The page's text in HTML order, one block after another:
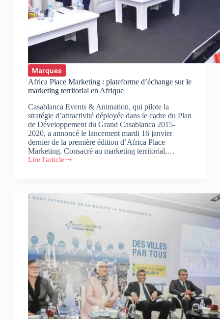
Marques
Africa Place Marketing : plateforme d’échange sur le
marketing territorial en Afrique
Casablanca Events & Animation, qui pilote la
stratégie d’attractivité déployée dans le cadre du Plan
de Développement du Grand Casablanca 2015-
2020, a annoncé le lancement mardi 16 janvier
dernier de la première édition d’Africa Place
Marketing. Consacré au marketing territorial,…
Lire l'article
Africa
plateforme
d’échange
territorial
en
Afrique